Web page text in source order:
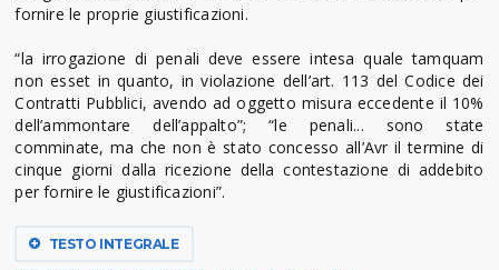
fornire le proprie giustificazioni.
“la irrogazione di penali deve essere intesa quale tamquam
non esset in quanto, in violazione dell’art. 113 del Codice dei
Contratti Pubblici, avendo ad oggetto misura eccedente il 10%
dell’ammontare dell’appalto”; “le penali... sono state
comminate, ma che non è stato concesso all’Avr il termine di
cinque giorni dalla ricezione della contestazione di addebito
per fornire le giustificazioni”.
TESTO INTEGRALE